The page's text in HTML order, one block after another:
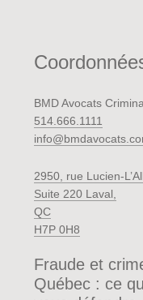
BMD Avocats
514.666.1111
2950, rue Lucien-
Suite 220 Laval,
QC
H7P 0H8
Fraude et
Québec : ce